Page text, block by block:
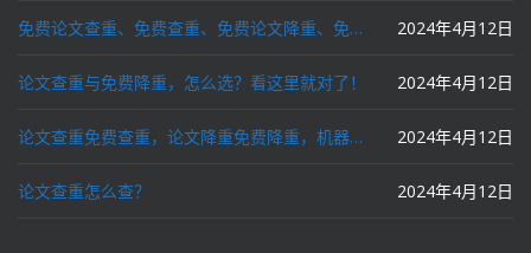
免费论文查重、免费查重、免费论文降重、免费降重、智能降重、一键降重、降低AIGC写作率、AI写论文，这些名词你了解吗？ 2024年4月12日
论文查重与免费降重，怎么选？看这里就对了！ 2024年4月12日
论文查重免费查重，论文降重免费降重，机器降重，人工降重，降低AIGC写作率，ai写论文，都要选论文狗和paperdog以及文思慧达！ 2024年4月12日
论文查重怎么查？ 2024年4月12日